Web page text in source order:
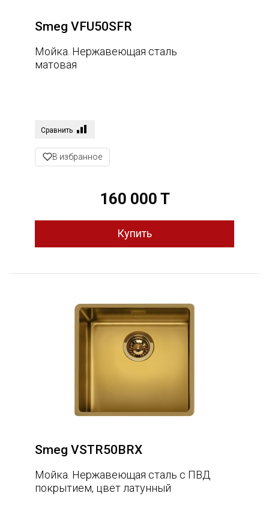
Smeg VFU50SFR
Мойка. Нержавеющая сталь
матовая
Сравнить
В избранное
160 000 T
Smeg VSTR50BRX
Мойка. Нержавеющая сталь с ПВД
покрытием, цвет латунный